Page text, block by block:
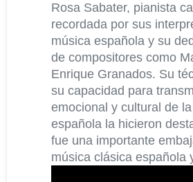
Rosa Sabater, pianista
recordada por sus
música española y su
de compositores como
Enrique Granados. Su
su capacidad para
emocional y cultural de
española la hicieron
fue una importante
música clásica española